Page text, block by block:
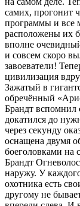
самих, прогонит
программы и все
расположены их
вполне
и совсем скоро
завоеватели!
цивилизация
Зажатый в
обречённый
Брандт вспомнил
докатился до
через секунду
оснащена двумя
боеголовками на
Брандт
наружу. У
охотника есть
другому не